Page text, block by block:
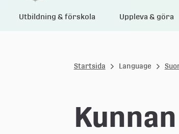
L
Utbildning & förskola Uppleva & göra
Startsida Language